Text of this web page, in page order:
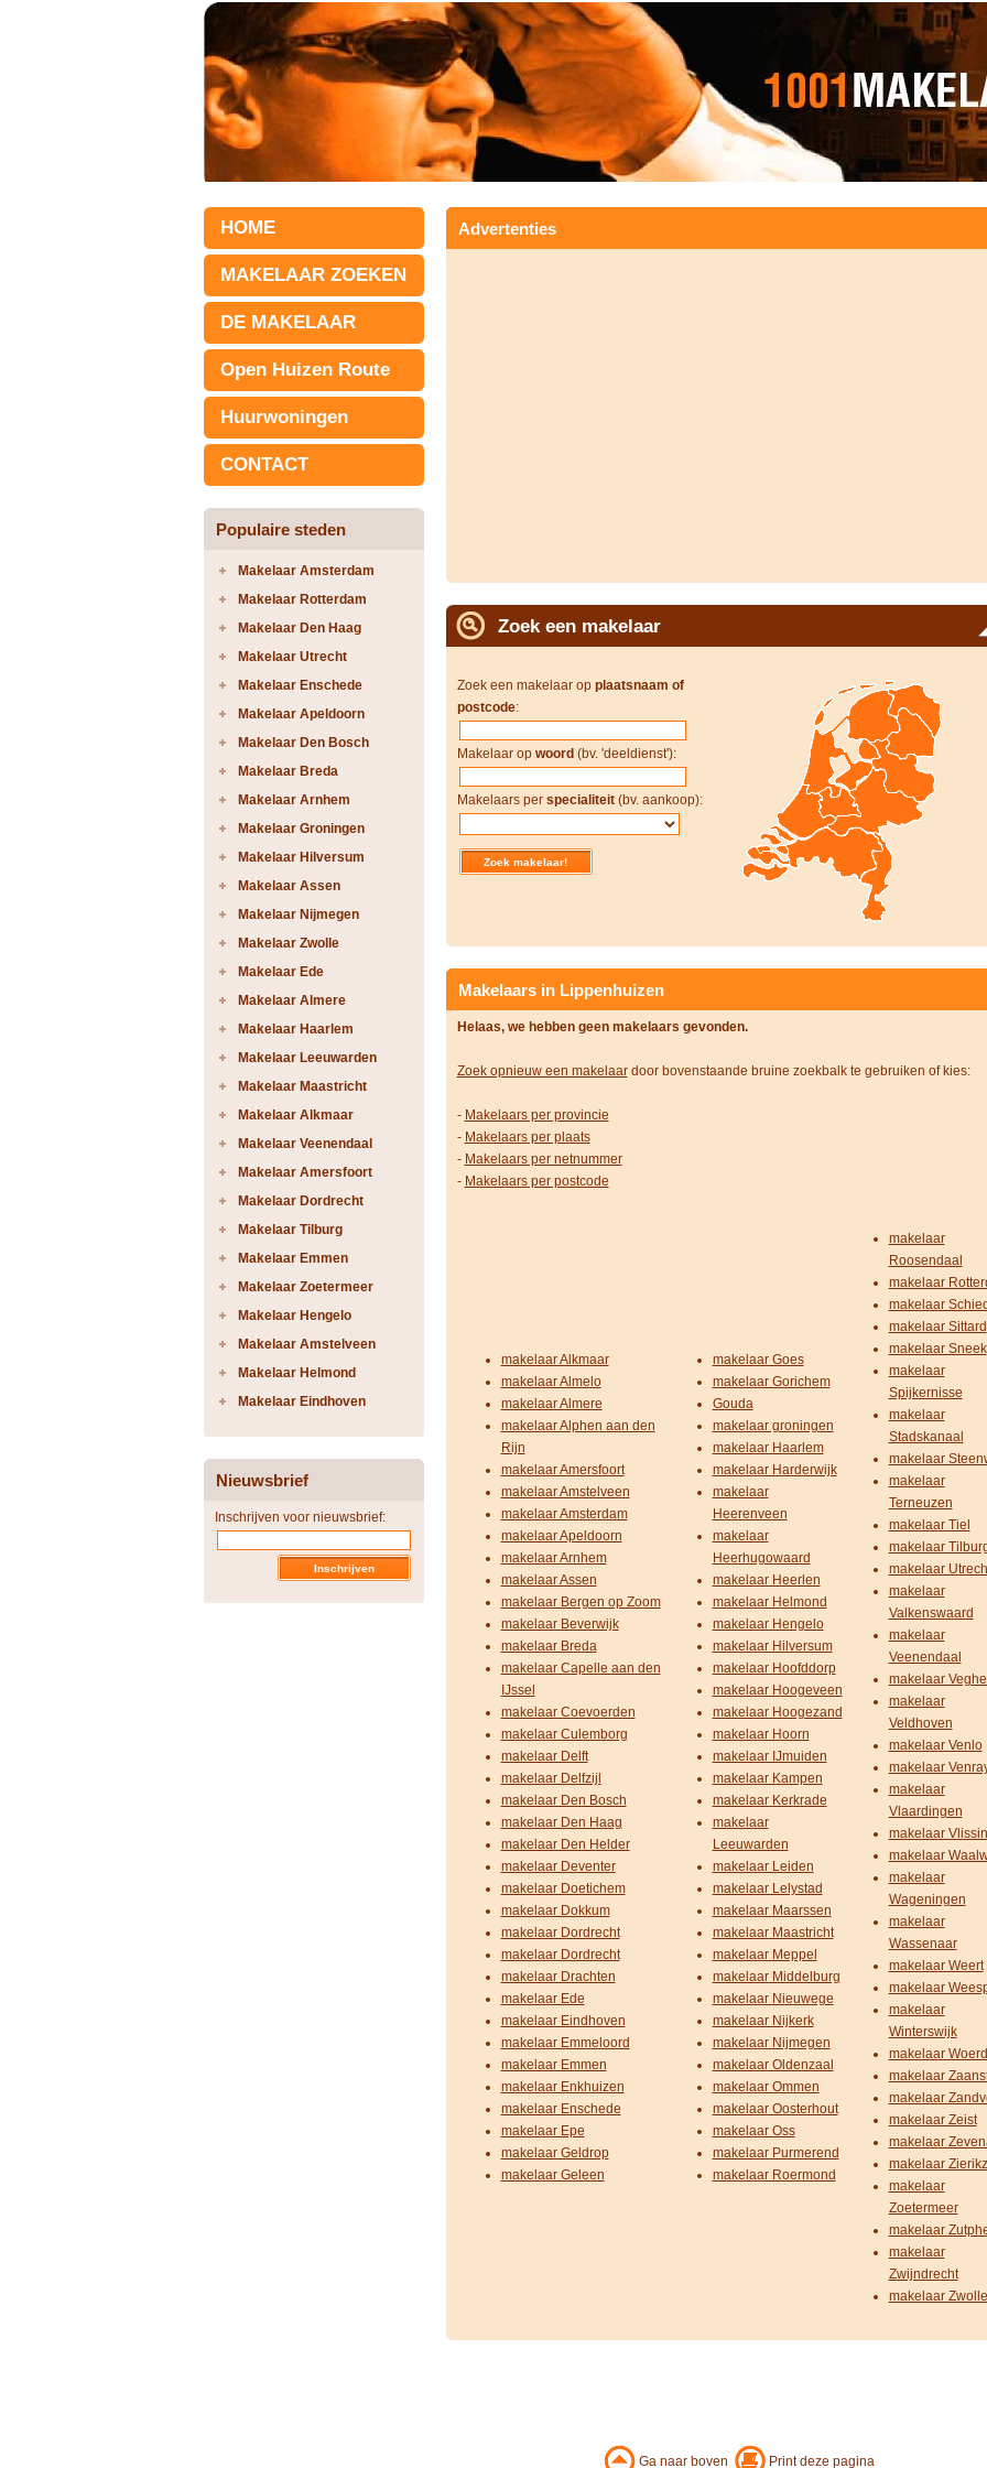
HOME
MAKELAAR ZOEKEN
DE MAKELAAR
Open Huizen Route
Huurwoningen
CONTACT
Populaire steden
Makelaar Amsterdam
Makelaar Rotterdam
Makelaar Den Haag
Makelaar Utrecht
Makelaar Enschede
Makelaar Apeldoorn
Makelaar Den Bosch
Makelaar Breda
Makelaar Arnhem
Makelaar Groningen
Makelaar Hilversum
Makelaar Assen
Makelaar Nijmegen
Makelaar Zwolle
Makelaar Ede
Makelaar Almere
Makelaar Haarlem
Makelaar Leeuwarden
Makelaar Maastricht
Makelaar Alkmaar
Makelaar Veenendaal
Makelaar Amersfoort
Makelaar Dordrecht
Makelaar Tilburg
Makelaar Emmen
Makelaar Zoetermeer
Makelaar Hengelo
Makelaar Amstelveen
Makelaar Helmond
Makelaar Eindhoven
Nieuwsbrief
Inschrijven voor nieuwsbrief:
Advertenties
Zoek een makelaar
Zoek een makelaar op plaatsnaam of
postcode:
Makelaar op woord (bv. 'deeldienst'):
Makelaars per specialiteit(bv. aankoop):
Makelaars in Lippenhuizen
Helaas, we hebben geen makelaars gevonden.
Zoek opnieuw een makelaardoor bovenstaande bruine zoekbalk te gebruiken of kies:
- Makelaars per provincie
- Makelaars per plaats
- Makelaars per netnummer
- Makelaars per postcode
makelaar Alkmaar
makelaar Almelo
makelaar Almere
makelaar Alphen aan den
Rijn
makelaar Amersfoort
makelaar Amstelveen
makelaar Amsterdam
makelaar Apeldoorn
makelaar Arnhem
makelaar Assen
makelaar Bergen op Zoom
makelaar Beverwijk
makelaar Breda
makelaar Capelle aan den
IJssel
makelaar Coevoerden
makelaar Culemborg
makelaar Delft
makelaar Delfzijl
makelaar Den Bosch
makelaar Den Haag
makelaar Den Helder
makelaar Deventer
makelaar Doetichem
makelaar Dokkum
makelaar Dordrecht
makelaar Dordrecht
makelaar Drachten
makelaar Ede
makelaar Eindhoven
makelaar Emmeloord
makelaar Emmen
makelaar Enkhuizen
makelaar Enschede
makelaar Epe
makelaar Geldrop
makelaar Geleen
makelaar Goes
makelaar Gorichem
Gouda
makelaar groningen
makelaar Haarlem
makelaar Harderwijk
makelaar
Heerenveen
makelaar
Heerhugowaard
makelaar Heerlen
makelaar Helmond
makelaar Hengelo
makelaar Hilversum
makelaar Hoofddorp
makelaar Hoogeveen
makelaar Hoogezand
makelaar Hoorn
makelaar IJmuiden
makelaar Kampen
makelaar Kerkrade
makelaar
Leeuwarden
makelaar Leiden
makelaar Lelystad
makelaar Maarssen
makelaar Maastricht
makelaar Meppel
makelaar Middelburg
makelaar Nieuwege
makelaar Nijkerk
makelaar Nijmegen
makelaar Oldenzaal
makelaar Ommen
makelaar Oosterhout
makelaar Oss
makelaar Purmerend
makelaar Roermond
makelaar
Roosendaal
makelaar
makelaar
makelaar Sittard
makelaar Sneek
makelaar
Spijkernisse
makelaar
Stadskanaal
makelaar
makelaar
Terneuzen
makelaar Tiel
makelaar
makelaar
makelaar
Valkenswaard
makelaar
Veenendaal
makelaar
makelaar
Veldhoven
makelaar Venlo
makelaar
makelaar
Vlaardingen
makelaar
makelaar
makelaar
Wageningen
makelaar
Wassenaar
makelaar Weert
makelaar
makelaar
Winterswijk
makelaar
makelaar
makelaar
makelaar Zeist
makelaar
makelaar
makelaar
Zoetermeer
makelaar
makelaar
Zwijndrecht
makelaar Zwolle
Ga naar boven Print deze pagina